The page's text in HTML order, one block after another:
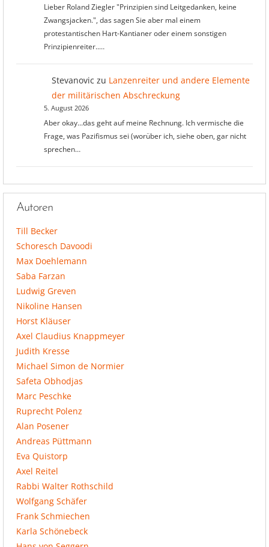
Lieber Roland Ziegler "Prinzipien sind Leitgedanken, keine
Zwangsjacken.", das sagen Sie aber mal einem
protestantischen Hart-Kantianer oder einem sonstigen
Prinzipienreiter..…
Stevanovic zu Lanzenreiter und andere Elemente
der militärischen Abschreckung
5. August 2026
Aber okay...das geht auf meine Rechnung. Ich vermische die
Frage, was Pazifismus sei (worüber ich, siehe oben, gar nicht
sprechen…
Autoren
Till Becker
Schoresch Davoodi
Max Doehlemann
Saba Farzan
Ludwig Greven
Nikoline Hansen
Horst Kläuser
Axel Claudius Knappmeyer
Judith Kresse
Michael Simon de Normier
Safeta Obhodjas
Marc Peschke
Ruprecht Polenz
Alan Posener
Andreas Püttmann
Eva Quistorp
Axel Reitel
Rabbi Walter Rothschild
Wolfgang Schäfer
Frank Schmiechen
Karla Schönebeck